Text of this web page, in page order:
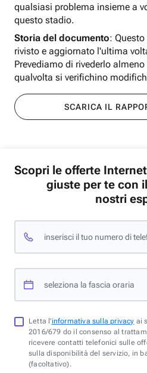
qualsiasi problema insieme a
questo stadio.
Storia del documento:
rivisto e aggiornato l'ultima
Prevediamo di rivederlo
qualvolta si verifichino
SCARICA IL
Scopri le offerte
giuste per te con
nostri
inserisci il tuo numero di
seleziona la fascia oraria
Letta l'informativa sulla privacy ai
2016/679 do il consenso al
ricevere contatti telefonici sulle
sulla disponibilità del servizio, in
(facoltativo).